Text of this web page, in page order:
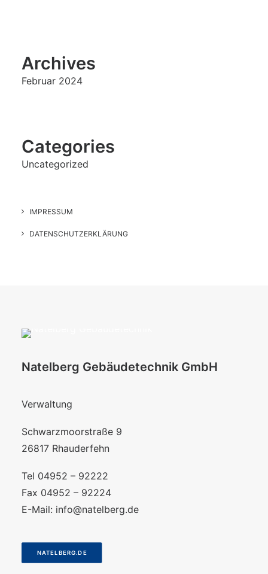
Archives
Februar 2024
Categories
Uncategorized
IMPRESSUM
DATENSCHUTZERKLÄRUNG
Natelberg Gebäudetechnik GmbH
Verwaltung
Schwarzmoorstraße 9
26817 Rhauderfehn
Tel 04952 – 92222
Fax 04952 – 92224
E-Mail: info@natelberg.de
NATELBERG.DE